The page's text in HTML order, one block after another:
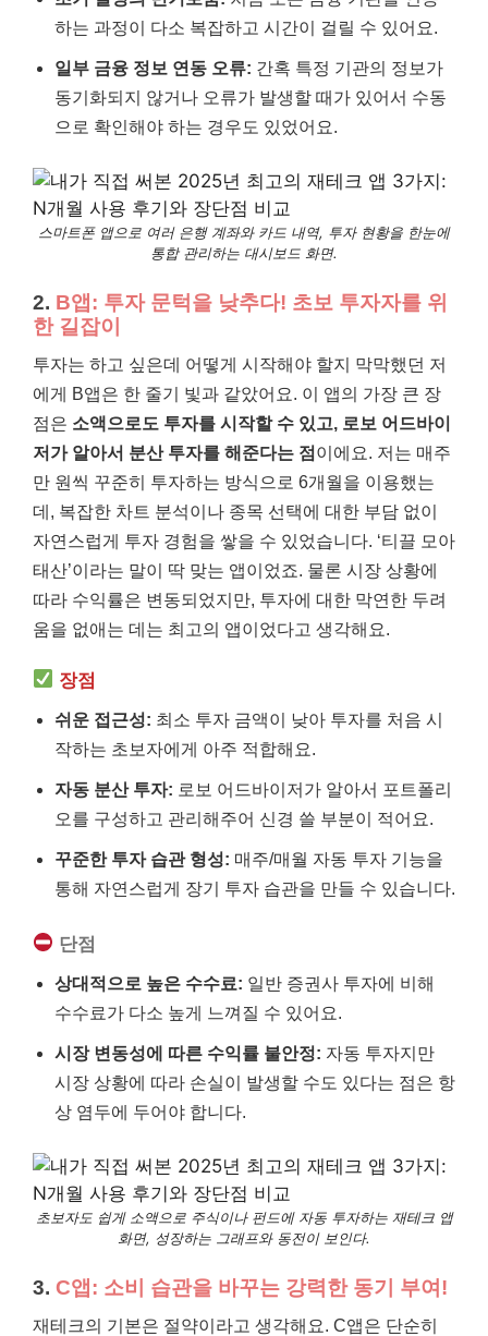
하는 과정이 다소 복잡하고 시간이 걸릴 수 있어요.
일부 금융 정보 연동 오류: 간혹 특정 기관의 정보가
동기화되지 않거나 오류가 발생할 때가 있어서 수동
으로 확인해야 하는 경우도 있었어요.
스마트폰 앱으로 여러 은행 계좌와 카드 내역, 투자 현황을 한눈에
통합 관리하는 대시보드 화면.
2. B앱: 투자 문턱을 낮추다! 초보 투자자를 위
한 길잡이
투자는 하고 싶은데 어떻게 시작해야 할지 막막했던 저
에게 B앱은 한 줄기 빛과 같았어요. 이 앱의 가장 큰 장
점은 소액으로도 투자를 시작할 수 있고, 로보 어드바이
저가 알아서 분산 투자를 해준다는 점 이에요. 저는 매주
만 원씩 꾸준히 투자하는 방식으로 6개월을 이용했는
데, 복잡한 차트 분석이나 종목 선택에 대한 부담 없이
자연스럽게 투자 경험을 쌓을 수 있었습니다. ‘티끌 모아
태산’이라는 말이 딱 맞는 앱이었죠. 물론 시장 상황에
따라 수익률은 변동되었지만, 투자에 대한 막연한 두려
움을 없애는 데는 최고의 앱이었다고 생각해요.
장점
쉬운 접근성: 최소 투자 금액이 낮아 투자를 처음 시
작하는 초보자에게 아주 적합해요.
자동 분산 투자: 로보 어드바이저가 알아서 포트폴리
오를 구성하고 관리해주어 신경 쓸 부분이 적어요.
꾸준한 투자 습관 형성: 매주/매월 자동 투자 기능을
통해 자연스럽게 장기 투자 습관을 만들 수 있습니다.
단점
상대적으로 높은 수수료: 일반 증권사 투자에 비해
수수료가 다소 높게 느껴질 수 있어요.
시장 변동성에 따른 수익률 불안정: 자동 투자지만
시장 상황에 따라 손실이 발생할 수도 있다는 점은 항
상 염두에 두어야 합니다.
초보자도 쉽게 소액으로 주식이나 펀드에 자동 투자하는 재테크 앱
화면, 성장하는 그래프와 동전이 보인다.
3. C앱: 소비 습관을 바꾸는 강력한 동기 부여!
재테크의 기본은 절약이라고 생각해요. C앱은 단순히